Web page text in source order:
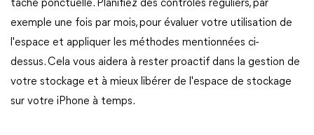
tâche ponctuelle. Planifiez des contrôles réguliers, par
exemple une fois par mois, pour évaluer votre utilisation de
l'espace et appliquer les méthodes mentionnées ci-
dessus. Cela vous aidera à rester proactif dans la gestion de
votre stockage et à mieux libérer de l'espace de stockage
sur votre iPhone à temps.